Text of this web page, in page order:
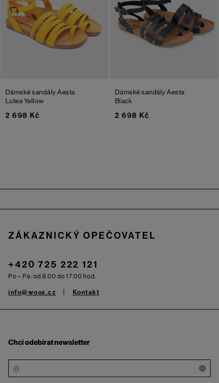
Dámské sandály Aesta
LuteaYellow
2 698 Kč
Dámské sandály Aesta
Black
2 698 Kč
ZÁKAZNICKÝ OPEČOVATEL
+420 725 222 121
Po – Pá: od 9.00 do 17.00 hod.
info@woox.cz Kontakt
Chci odebírat newsletter
i